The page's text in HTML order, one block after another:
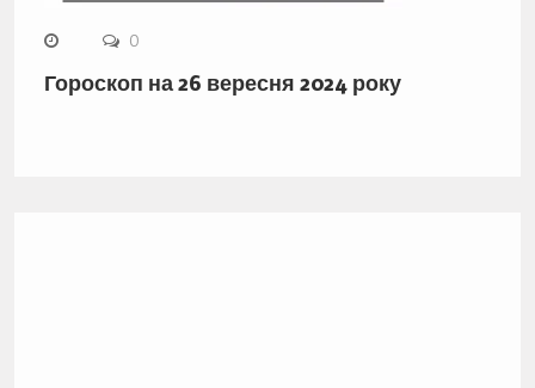
0
Гороскоп на 26 вересня 2024 року